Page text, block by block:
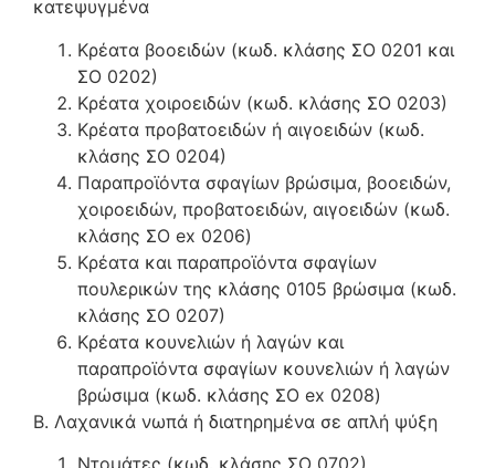
κατεψυγμένα
Κρέατα βοοειδών (κωδ. κλάσης ΣΟ 0201 και
ΣΟ 0202)
Κρέατα χοιροειδών (κωδ. κλάσης ΣΟ 0203)
Κρέατα προβατοειδών ή αιγοειδών (κωδ.
κλάσης ΣΟ 0204)
Παραπροϊόντα σφαγίων βρώσιμα, βοοειδών,
χοιροειδών, προβατοειδών, αιγοειδών (κωδ.
κλάσης ΣΟ ex 0206)
Κρέατα και παραπροϊόντα σφαγίων
πουλερικών της κλάσης 0105 βρώσιμα (κωδ.
κλάσης ΣΟ 0207)
Κρέατα κουνελιών ή λαγών και
παραπροϊόντα σφαγίων κουνελιών ή λαγών
βρώσιμα (κωδ. κλάσης ΣΟ ex 0208)
Β. Λαχανικά νωπά ή διατηρημένα σε απλή ψύξη
Ντομάτες (κωδ. κλάσης ΣΟ 0702)